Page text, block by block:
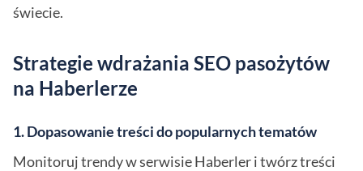
świecie.
Strategie wdrażania SEO pasożytów
na Haberlerze
1. Dopasowanie treści do popularnych tematów
Monitoruj trendy w serwisie Haberler i twórz treści